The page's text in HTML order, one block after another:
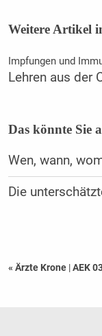
Weitere Artikel
Impfungen und
Lehren aus der
Das könnte Sie
Wen, wann,
Die
« Ärzte Krone |AEK